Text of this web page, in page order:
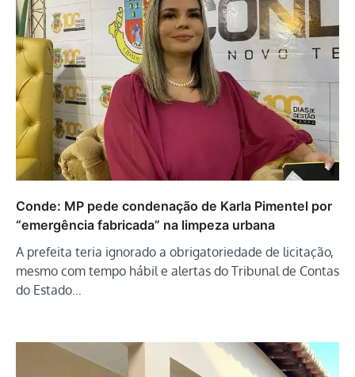
Conde: MP pede condenação de Karla Pimentel por
“emergência fabricada” na limpeza urbana
A prefeita teria ignorado a obrigatoriedade de licitação,
mesmo com tempo hábil e alertas do Tribunal de Contas
do Estado…